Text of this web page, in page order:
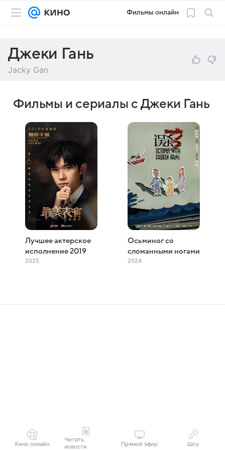
Фильмы онлайн
Джеки Гань
Jacky Gan
Фильмы и сериалы с Джеки Гань
Лучшее актерское
исполнение 2019
2025
Осьминог со
сломанными ногами
2024
Кино онлайн
Читать
новости
Прямой эфир Шоу